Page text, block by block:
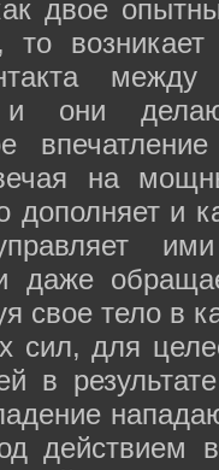
двое
возникает
и они
на
дополняет и
управляет
даже
свое тело в
сил, для
в
действием